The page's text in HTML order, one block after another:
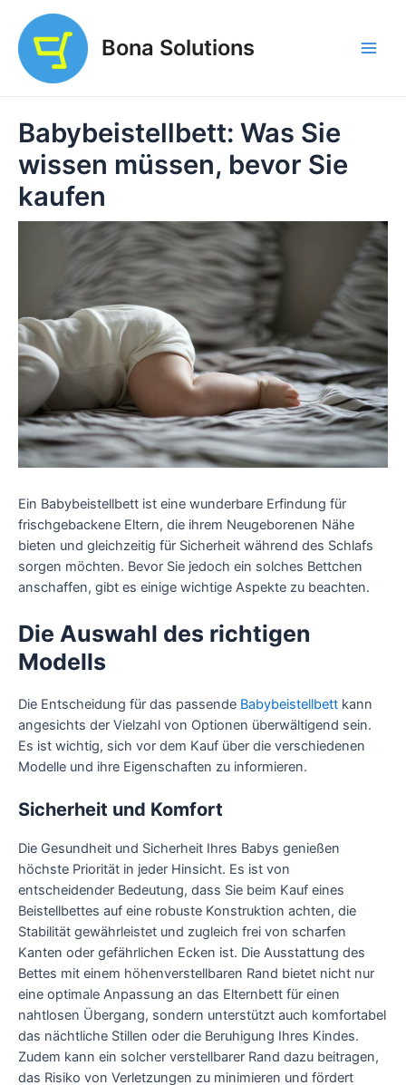
Inhalt
springen
Bona Solutions
Babybeistellbett: Was Sie
wissen müssen, bevor Sie
kaufen
Ein Babybeistellbett ist eine wunderbare Erfindung für
frischgebackene Eltern, die ihrem Neugeborenen Nähe
bieten und gleichzeitig für Sicherheit während des Schlafs
sorgen möchten. Bevor Sie jedoch ein solches Bettchen
anschaffen, gibt es einige wichtige Aspekte zu beachten.
Die Auswahl des richtigen
Modells
Die Entscheidung für das passende Babybeistellbett kann
angesichts der Vielzahl von Optionen überwältigend sein.
Es ist wichtig, sich vor dem Kauf über die verschiedenen
Modelle und ihre Eigenschaften zu informieren.
Sicherheit und Komfort
Die Gesundheit und Sicherheit Ihres Babys genießen
höchste Priorität in jeder Hinsicht. Es ist von
entscheidender Bedeutung, dass Sie beim Kauf eines
Beistellbettes auf eine robuste Konstruktion achten, die
Stabilität gewährleistet und zugleich frei von scharfen
Kanten oder gefährlichen Ecken ist. Die Ausstattung des
Bettes mit einem höhenverstellbaren Rand bietet nicht nur
eine optimale Anpassung an das Elternbett für einen
nahtlosen Übergang, sondern unterstützt auch komfortabel
das nächtliche Stillen oder die Beruhigung Ihres Kindes.
Zudem kann ein solcher verstellbarer Rand dazu beitragen,
das Risiko von Verletzungen zu minimieren und fördert